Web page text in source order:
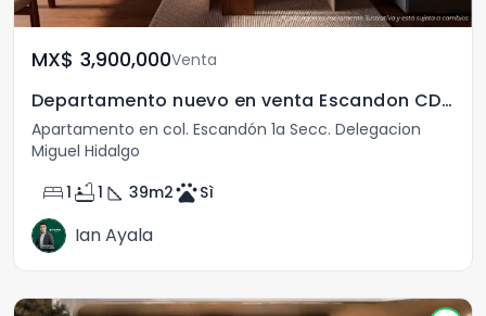
MX$	3,900,000Venta
Departamento nuevo en venta Escandon CDMX
Apartamento en col. Escandón 1a Secc. Delegacion
Miguel Hidalgo
bed1 bathtub1 square_foot 39m2petsSì
Ian Ayala